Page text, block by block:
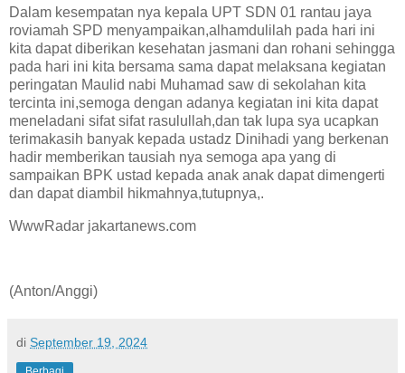
Dalam kesempatan nya kepala UPT SDN 01 rantau jaya
roviamah SPD menyampaikan,alhamdulilah pada hari ini
kita dapat diberikan kesehatan jasmani dan rohani sehingga
pada hari ini kita bersama sama dapat melaksana kegiatan
peringatan Maulid nabi Muhamad saw di sekolahan kita
tercinta ini,semoga dengan adanya kegiatan ini kita dapat
meneladani sifat sifat rasulullah,dan tak lupa sya ucapkan
terimakasih banyak kepada ustadz Dinihadi yang berkenan
hadir memberikan tausiah nya semoga apa yang di
sampaikan BPK ustad kepada anak anak dapat dimengerti
dan dapat diambil hikmahnya,tutupnya,.
WwwRadar jakartanews.com
(Anton/Anggi)
di September 19, 2024